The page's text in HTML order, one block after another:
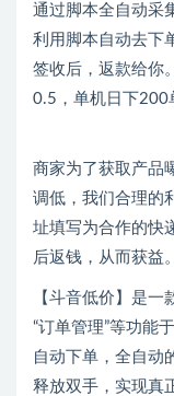
通过脚本全自动采
利用脚本自动去下
签收后，返款给你
0.5，单机日下200
商家为了获取产品
调低，我们合理的
址填写为合作的快
后返钱，从而获益。
【斗音低价】是一
“订单管理”等功能
自动下单，全自动
释放双手，实现真